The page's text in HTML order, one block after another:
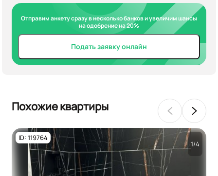
Отправим анкету сразу в несколько банков и увеличим шансы
на одобрение на 20%
Подать заявку онлайн
Похожие квартиры
ID: 119764
1/4